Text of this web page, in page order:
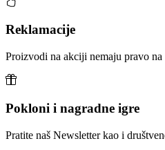
Reklamacije
Proizvodi na akciji nemaju pravo
Pokloni i nagradne igre
Pratite naš Newsletter kao i